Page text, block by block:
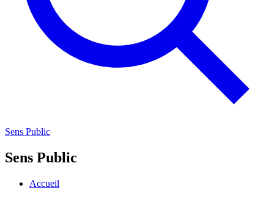
Sens Public
Sens Public
Accueil